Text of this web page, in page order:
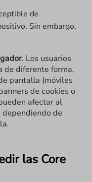
de
Sin embargo,
. Los usuarios
de diferente forma,
pantalla (móviles
de cookies o
afectar al
de
las Core